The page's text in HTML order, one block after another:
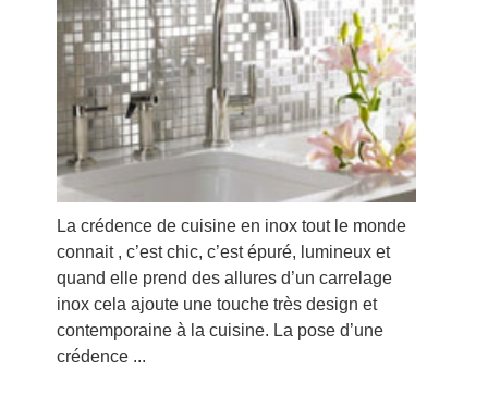
La crédence de cuisine en inox tout le monde
connait , c’est chic, c’est épuré, lumineux et
quand elle prend des allures d’un carrelage
inox cela ajoute une touche très design et
contemporaine à la cuisine. La pose d’une
crédence ...